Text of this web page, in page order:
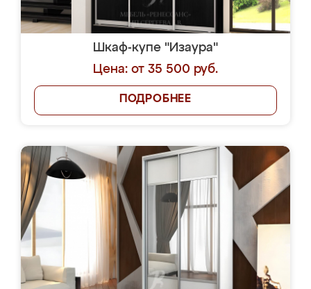
Шкаф-купе "Изаура"
Цена: от 35 500 руб.
ПОДРОБНЕЕ